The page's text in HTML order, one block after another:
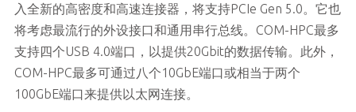
入全新的高密度和高速连接器，将支持PCIe Gen 5.0。它也
将考虑最流行的外设接口和通用串行总线。COM-HPC最多
支持四个USB 4.0端口，以提供20Gbit的数据传输。此外，
COM-HPC最多可通过八个10GbE端口或相当于两个
100GbE端口来提供以太网连接。